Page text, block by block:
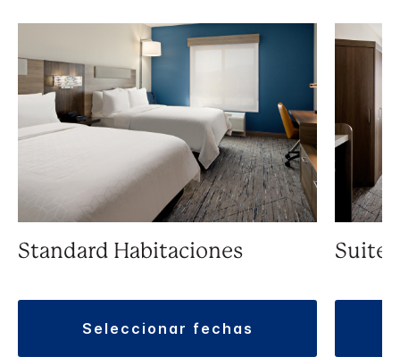
Standard Habitaciones
seleccionar fechas
Suite